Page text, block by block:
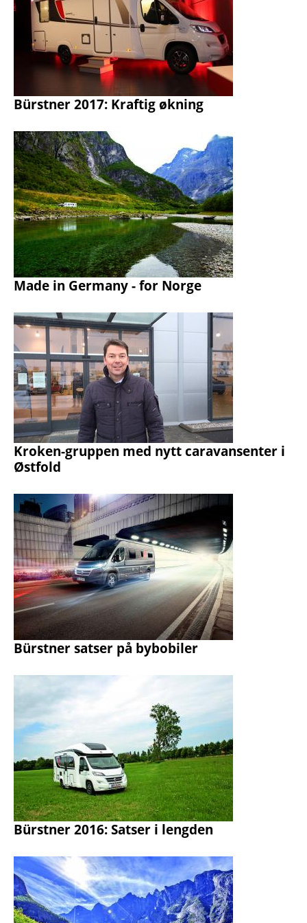
Bürstner 2017: Kraftig økning
Made in Germany - for Norge
Kroken-gruppen med nytt caravansenter i
Østfold
Bürstner satser på bybobiler
Bürstner 2016: Satser i lengden